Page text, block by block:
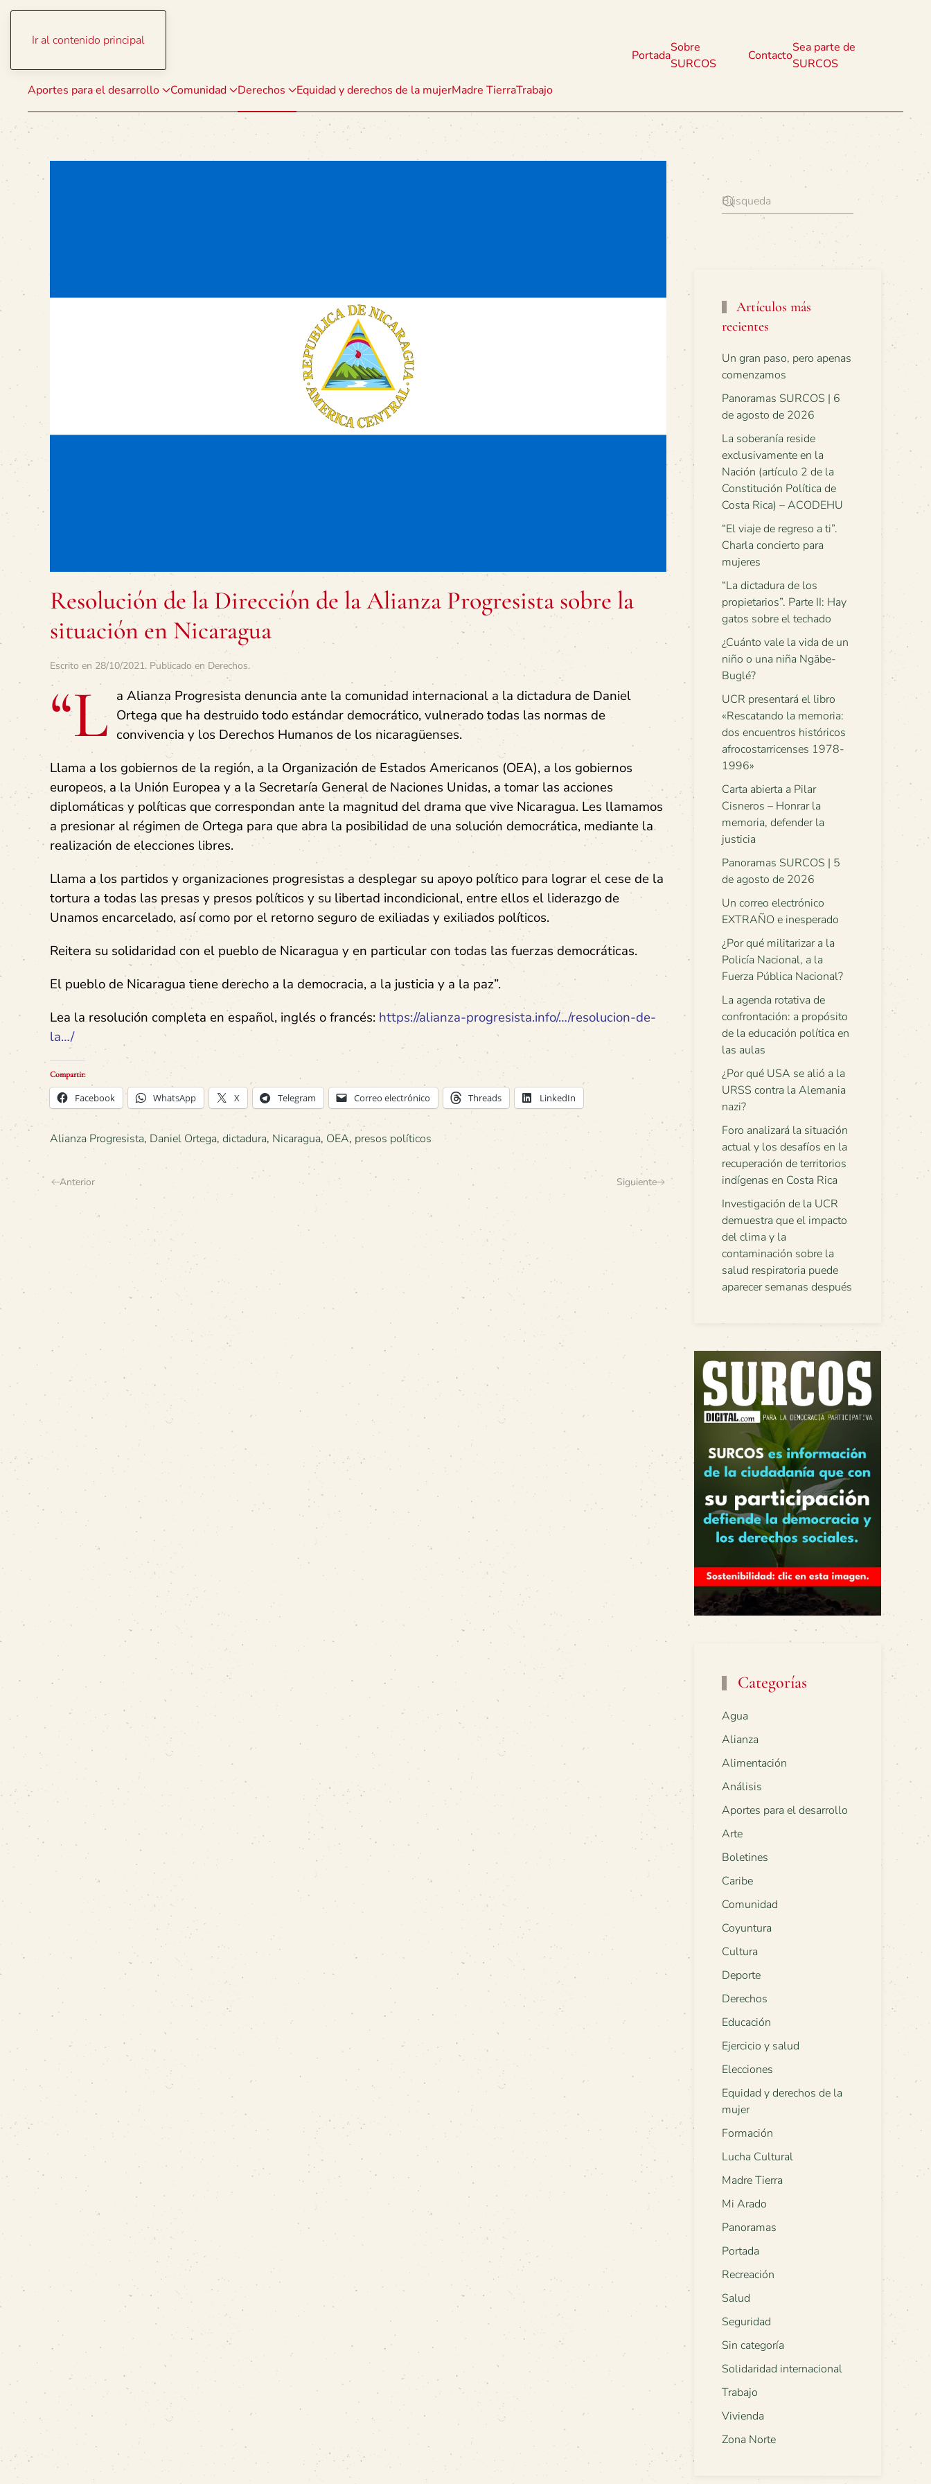
Ir al contenido principal
Aportes para el desarrollo Comunidad Derechos Equidad y derechos de la mujerMadre TierraTrabajo
Portada
Sobre
SURCOS
Contacto
Sea parte de
SURCOS
Resolución de la Dirección de la Alianza Progresista sobre la
situación en Nicaragua
Escrito en 28/10/2021. Publicado en Derechos.
“L a Alianza Progresista denuncia ante la comunidad internacional a la dictadura de Daniel
Ortega que ha destruido todo estándar democrático, vulnerado todas las normas de
convivencia y los Derechos Humanos de los nicaragüenses.
Llama a los gobiernos de la región, a la Organización de Estados Americanos (OEA), a los gobiernos
europeos, a la Unión Europea y a la Secretaría General de Naciones Unidas, a tomar las acciones
diplomáticas y políticas que correspondan ante la magnitud del drama que vive Nicaragua. Les llamamos
a presionar al régimen de Ortega para que abra la posibilidad de una solución democrática, mediante la
realización de elecciones libres.
Llama a los partidos y organizaciones progresistas a desplegar su apoyo político para lograr el cese de la
tortura a todas las presas y presos políticos y su libertad incondicional, entre ellos el liderazgo de
Unamos encarcelado, así como por el retorno seguro de exiliadas y exiliados políticos.
Reitera su solidaridad con el pueblo de Nicaragua y en particular con todas las fuerzas democráticas.
El pueblo de Nicaragua tiene derecho a la democracia, a la justicia y a la paz”.
Lea la resolución completa en español, inglés o francés: https://alianza-progresista.info/…/resolucion-de-
la…/
Compartir:
Facebook WhatsApp X Telegram Correo electrónico Threads LinkedIn
Alianza Progresista, Daniel Ortega, dictadura, Nicaragua, OEA, presos políticos
Anterior Siguiente
Artículos más
recientes
Un gran paso, pero apenas
comenzamos
Panoramas SURCOS | 6
de agosto de 2026
La soberanía reside
exclusivamente en la
Nación (artículo 2 de la
Constitución Política de
Costa Rica) – ACODEHU
“El viaje de regreso a ti”.
Charla concierto para
mujeres
“La dictadura de los
propietarios”. Parte II: Hay
gatos sobre el techado
¿Cuánto vale la vida de un
niño o una niña Ngäbe-
Buglé?
UCR presentará el libro
«Rescatando la memoria:
dos encuentros históricos
afrocostarricenses 1978-
1996»
Carta abierta a Pilar
Cisneros – Honrar la
memoria, defender la
justicia
Panoramas SURCOS | 5
de agosto de 2026
Un correo electrónico
EXTRAÑO e inesperado
¿Por qué militarizar a la
Policía Nacional, a la
Fuerza Pública Nacional?
La agenda rotativa de
confrontación: a propósito
de la educación política en
las aulas
¿Por qué USA se alió a la
URSS contra la Alemania
nazi?
Foro analizará la situación
actual y los desafíos en la
recuperación de territorios
indígenas en Costa Rica
Investigación de la UCR
demuestra que el impacto
del clima y la
contaminación sobre la
salud respiratoria puede
aparecer semanas después
Categorías
Agua
Alianza
Alimentación
Análisis
Aportes para el desarrollo
Arte
Boletines
Caribe
Comunidad
Coyuntura
Cultura
Deporte
Derechos
Educación
Ejercicio y salud
Elecciones
Equidad y derechos de la
mujer
Formación
Lucha Cultural
Madre Tierra
Mi Arado
Panoramas
Portada
Recreación
Salud
Seguridad
Sin categoría
Solidaridad internacional
Trabajo
Vivienda
Zona Norte